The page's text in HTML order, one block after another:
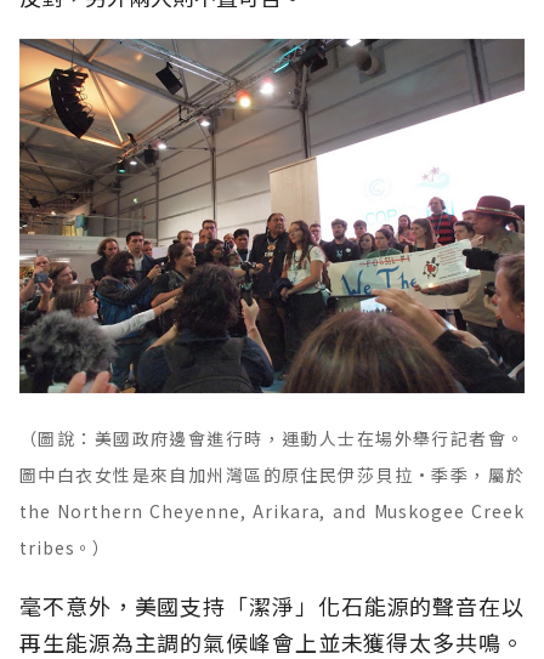
（圖說：美國政府邊會進行時，運動人士在場外舉行記者會。
圖中白衣女性是來自加州灣區的原住民伊莎貝拉·季季，屬於
the Northern Cheyenne, Arikara, and Muskogee Creek
tribes。）
毫不意外，美國支持「潔淨」化石能源的聲音在以
再生能源為主調的氣候峰會上並未獲得太多共鳴。